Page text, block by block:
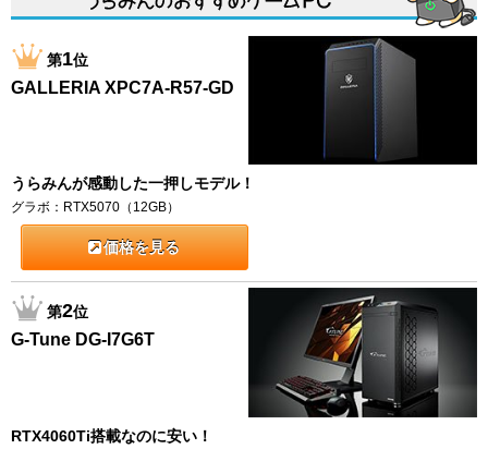
第1位
GALLERIA XPC7A-R57-GD
うらみんが感動した一押しモデル！
グラボ：RTX5070（12GB）
価格を見る
第2位
G-Tune DG-I7G6T
RTX4060Ti搭載なのに安い！